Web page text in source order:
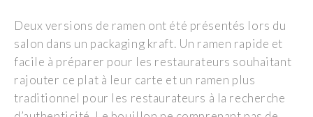
Deux versions de ramen ont été présentés lors du
salon dans un packaging kraft. Un ramen rapide et
facile à préparer pour les restaurateurs souhaitant
rajouter ce plat à leur carte et un ramen plus
traditionnel pour les restaurateurs à la recherche